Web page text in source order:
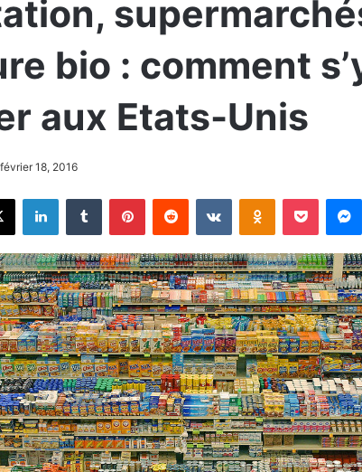
bio : comment
aux Etats-Unis
février 18, 2016